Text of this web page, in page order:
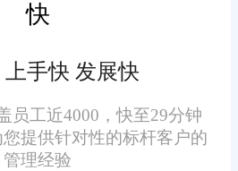
一管理，还是灵活
智能补货功能，旺
应对。此外，系统
付方式和物流方
供了极大的便利。
理，提升运营
快
上手快 发展快
员工近4000，快至29分钟
您提供针对性的标杆客户的
管理经验